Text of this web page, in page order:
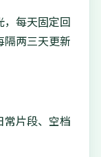
，每天固定回
隔两三天更新
常片段、空档